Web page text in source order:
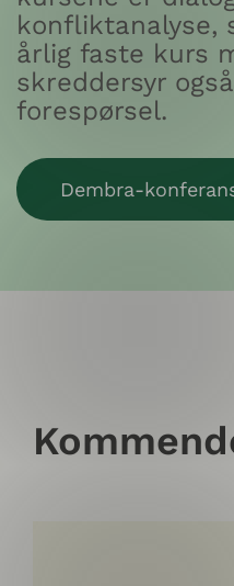
konfliktanalyse,
årlig faste kurs
skreddersyr
forespørsel.
Dembra-